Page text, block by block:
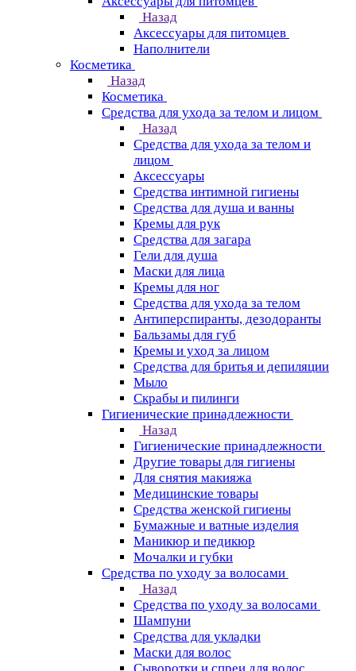
Назад
Аксессуары для питомцев
Наполнители
Косметика
Назад
Косметика
Средства для ухода за телом и лицом
Назад
Средства для ухода за телом и
лицом
Аксессуары
Средства интимной гигиены
Средства для душа и ванны
Кремы для рук
Средства для загара
Гели для душа
Маски для лица
Кремы для ног
Средства для ухода за телом
Антиперспиранты, дезодоранты
Бальзамы для губ
Кремы и уход за лицом
Средства для бритья и депиляции
Мыло
Скрабы и пилинги
Гигиенические принадлежности
Назад
Гигиенические принадлежности
Другие товары для гигиены
Для снятия макияжа
Медицинские товары
Средства женской гигиены
Бумажные и ватные изделия
Маникюр и педикюр
Мочалки и губки
Средства по уходу за волосами
Назад
Средства по уходу за волосами
Шампуни
Средства для укладки
Маски для волос